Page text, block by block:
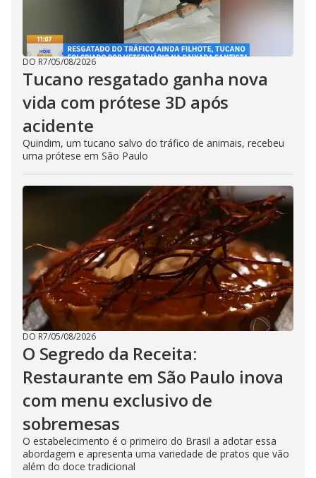
DO R7/05/08/2026
Tucano resgatado ganha nova
vida com prótese 3D após
acidente
Quindim, um tucano salvo do tráfico de animais, recebeu
uma prótese em São Paulo
DO R7/05/08/2026
O Segredo da Receita:
Restaurante em São Paulo inova
com menu exclusivo de
sobremesas
O estabelecimento é o primeiro do Brasil a adotar essa
abordagem e apresenta uma variedade de pratos que vão
além do doce tradicional